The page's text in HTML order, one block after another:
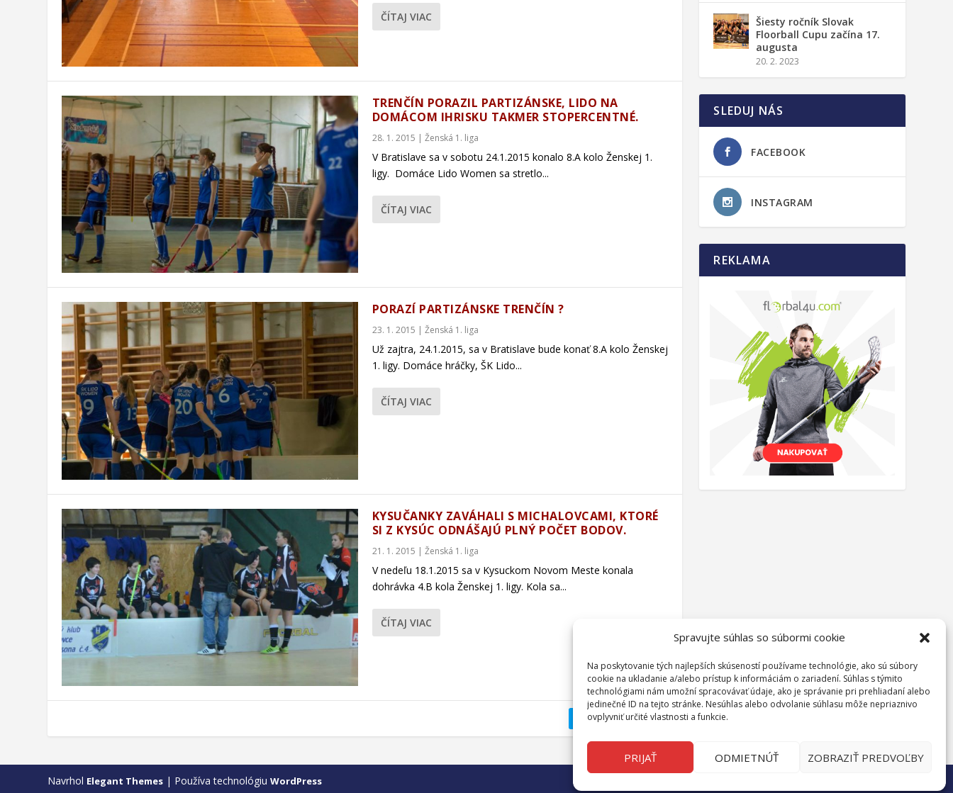
Spravujte súhlas so súbormi cookie
Na poskytovanie tých najlepších skúseností používame technológie, ako sú súbory
cookie na ukladanie a/alebo prístup k informáciám o zariadení. Súhlas s týmito
technológiami nám umožní spracovávať údaje, ako je správanie pri prehliadaní alebo
jedinečné ID na tejto stránke. Nesúhlas alebo odvolanie súhlasu môže nepriaznivo
ovplyvniť určité vlastnosti a funkcie.
PRIJAŤ ODMIETNÚŤ ZOBRAZIŤ PREDVOĽBY
ČÍTAJ VIAC
TRENČÍN PORAZIL PARTIZÁNSKE, LIDO NA
DOMÁCOM IHRISKU TAKMER STOPERCENTNÉ.
28. 1. 2015 | Ženská 1. liga
V Bratislave sa v sobotu 24.1.2015 konalo 8.A kolo Ženskej 1.
ligy. Domáce Lido Women sa stretlo...
ČÍTAJ VIAC
PORAZÍ PARTIZÁNSKE TRENČÍN ?
23. 1. 2015 | Ženská 1. liga
Už zajtra, 24.1.2015, sa v Bratislave bude konať 8.A kolo Ženskej
1. ligy. Domáce hráčky, ŠK Lido...
ČÍTAJ VIAC
KYSUČANKY ZAVÁHALI S MICHALOVCAMI, KTORÉ
SI Z KYSÚC ODNÁŠAJÚ PLNÝ POČET BODOV.
21. 1. 2015 | Ženská 1. liga
V nedeľu 18.1.2015 sa v Kysuckom Novom Meste konala
dohrávka 4.B kola Ženskej 1. ligy. Kola sa...
ČÍTAJ VIAC
2 3
Šiesty ročník Slovak
Floorball Cupu začína 17.
augusta
20. 2. 2023
SLEDUJ NÁS
FACEBOOK
INSTAGRAM
REKLAMA
Navrhol Elegant Themes | Používa technológiuWordPress